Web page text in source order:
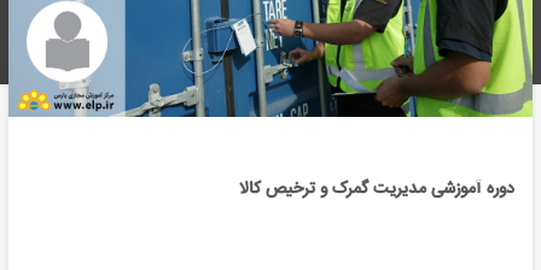
دوره آموزشی مدیریت گمرک و ترخیص کالا